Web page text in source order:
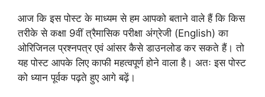
आज कि इस पोस्ट के माध्यम से हम आपको बताने वाले हैं कि किस
तरीके से कक्षा 9वीं त्रैमासिक परीक्षा अंग्रेजी (English) का
ओरिजिनल प्रश्नपत्र एवं आंसर कैसे डाउनलोड कर सकते हैं। तो
यह पोस्ट आपके लिए काफी महत्वपूर्ण होने वाला है। अतः इस पोस्ट
को ध्यान पूर्वक पढ़ते हुए आगे बढ़ें।